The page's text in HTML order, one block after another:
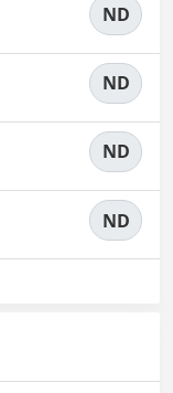
ND
ND
ND
ND